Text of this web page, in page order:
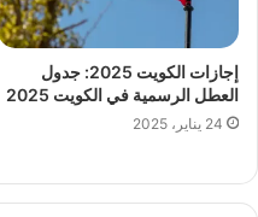
إجازات الكويت 2025: جدول
العطل الرسمية في الكويت 2025
24 يناير، 2025